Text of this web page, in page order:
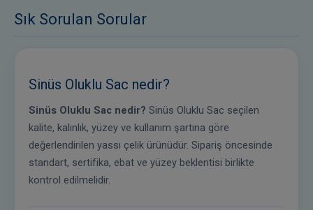
Sık Sorulan Sorular
Sinüs Oluklu Sac nedir?
Sinüs Oluklu Sac nedir? Sinüs Oluklu Sac seçilen
kalite, kalınlık, yüzey ve kullanım şartına göre
değerlendirilen yassı çelik ürünüdür. Sipariş öncesinde
standart, sertifika, ebat ve yüzey beklentisi birlikte
kontrol edilmelidir.